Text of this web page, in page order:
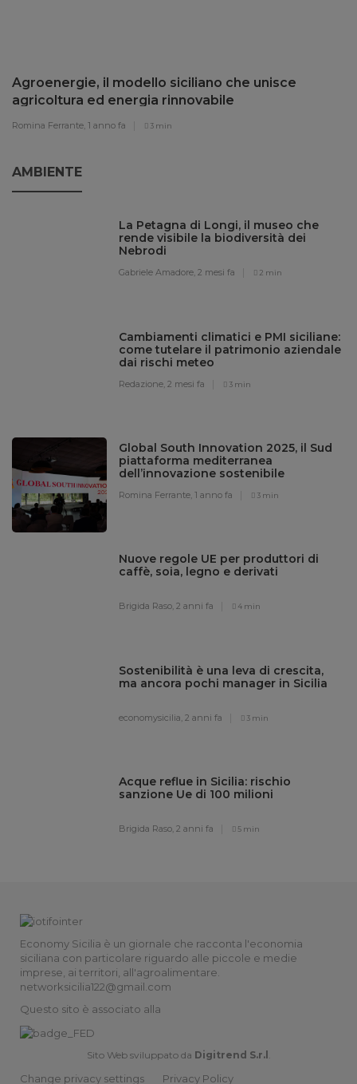
Agroenergie, il modello siciliano che unisce
agricoltura ed energia rinnovabile
Romina Ferrante, 1 anno fa 3 min
AMBIENTE
La Petagna di Longi, il museo che
rende visibile la biodiversità dei
Nebrodi
Gabriele Amadore,2 mesi fa 2 min
Cambiamenti climatici e PMI siciliane:
come tutelare il patrimonio aziendale
dai rischi meteo
Redazione,2 mesi fa 3 min
Global South Innovation 2025, il Sud
piattaforma mediterranea
dell’innovazione sostenibile
Romina Ferrante,1 anno fa 3 min
Nuove regole UE per produttori di
caffè, soia, legno e derivati
Brigida Raso,2 anni fa 4 min
Sostenibilità è una leva di crescita,
ma ancora pochi manager in Sicilia
economysicilia,2 anni fa 3 min
Acque reflue in Sicilia: rischio
sanzione Ue di 100 milioni
Brigida Raso,2 anni fa 5 min
Economy Sicilia è un giornale che racconta l'economia
siciliana con particolare riguardo alle piccole e medie
imprese, ai territori, all'agroalimentare.
networksicilia122@gmail.com
Questo sito è associato alla
Sito Web sviluppato da Digitrend S.r.l
Change privacy settings Privacy Policy